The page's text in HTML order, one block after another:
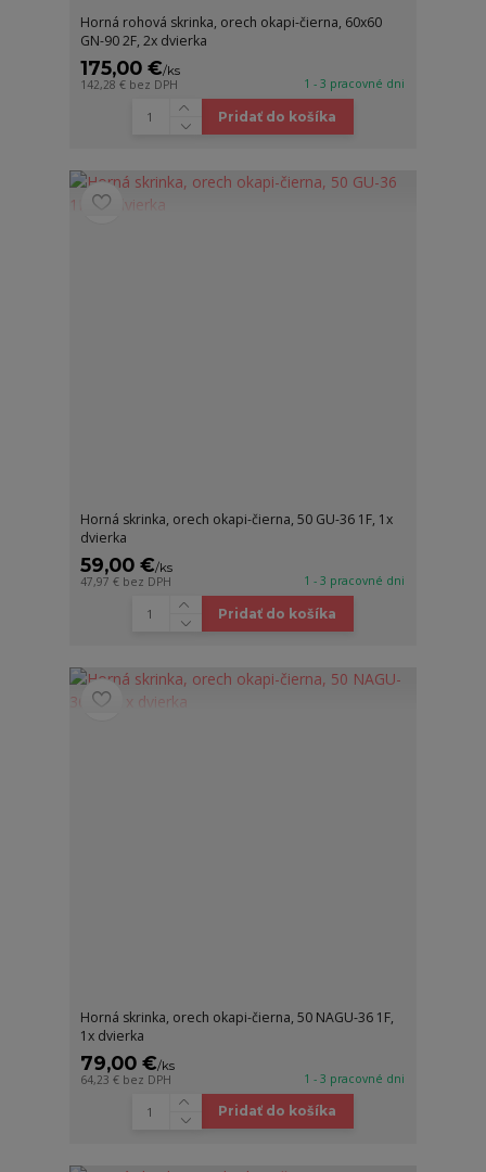
Horná rohová skrinka, orech okapi-čierna, 60x60
GN-90 2F, 2x dvierka
175,00 €/ks
142,28 € bez DPH 1 - 3 pracovné dni
Pridať do košíka
Horná skrinka, orech okapi-čierna, 50 GU-36 1F, 1x
dvierka
59,00 €/ks
47,97 € bez DPH 1 - 3 pracovné dni
Pridať do košíka
Horná skrinka, orech okapi-čierna, 50 NAGU-36 1F,
1x dvierka
79,00 €/ks
64,23 € bez DPH 1 - 3 pracovné dni
Pridať do košíka